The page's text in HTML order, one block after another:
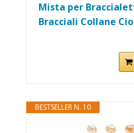
Mista per
Bracciali Collane
BESTSELLER N. 10